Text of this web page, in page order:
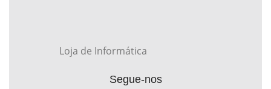
Loja de Informática
Segue-nos